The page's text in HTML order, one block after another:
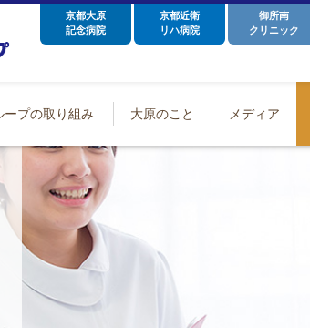
ープの取り組み 大原のこと メディア
京都大原
記念病院
京都近衛
リハ病院
御所南
クリニック